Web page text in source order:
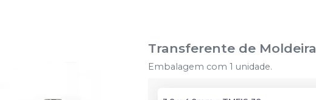
Transferente de
Embalagem com 1 unidade.